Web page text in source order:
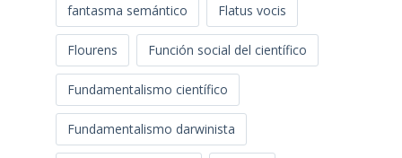
fantasma semántico Flatus vocis
Flourens Función social del científico
Fundamentalismo científico
Fundamentalismo darwinista